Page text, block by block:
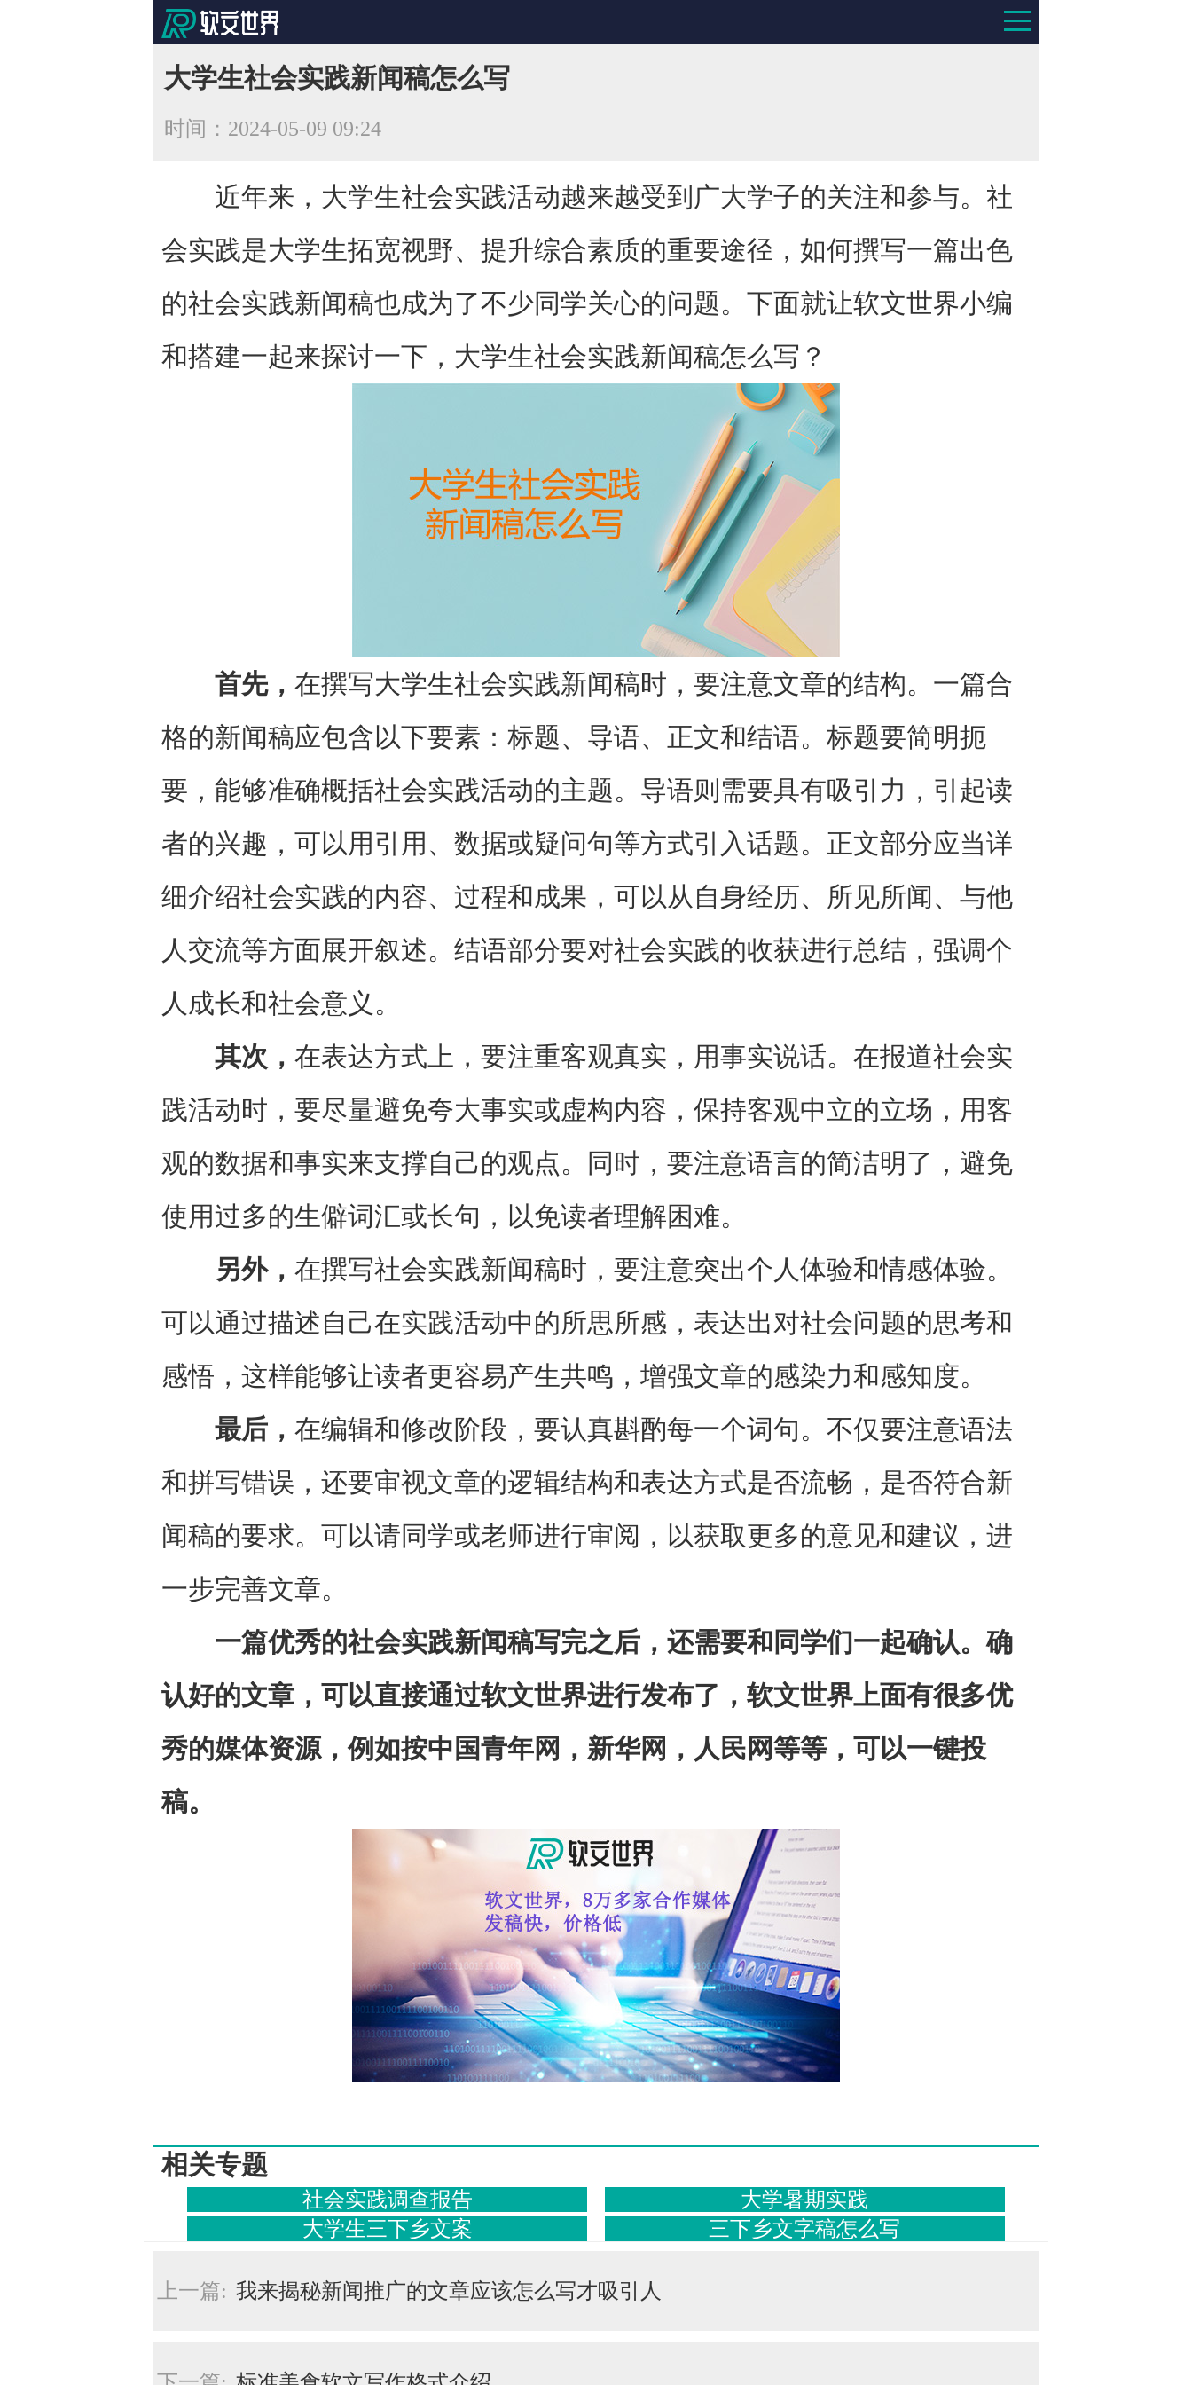
大学生社会实践新闻稿怎么写
时间： 2024-05-09 09:24
近年来，大学生社会实践活动越来越受到广大学子的关注和参与。社
会实践是大学生拓宽视野、提升综合素质的重要途径，如何撰写一篇出色
的社会实践新闻稿也成为了不少同学关心的问题。下面就让软文世界小编
和搭建一起来探讨一下，大学生社会实践新闻稿怎么写？
首先， 在撰写大学生社会实践新闻稿时，要注意文章的结构。一篇合
格的新闻稿应包含以下要素：标题、导语、正文和结语。标题要简明扼
要，能够准确概括社会实践活动的主题。导语则需要具有吸引力，引起读
者的兴趣，可以用引用、数据或疑问句等方式引入话题。正文部分应当详
细介绍社会实践的内容、过程和成果，可以从自身经历、所见所闻、与他
人交流等方面展开叙述。结语部分要对社会实践的收获进行总结，强调个
人成长和社会意义。
其次， 在表达方式上，要注重客观真实，用事实说话。在报道社会实
践活动时，要尽量避免夸大事实或虚构内容，保持客观中立的立场，用客
观的数据和事实来支撑自己的观点。同时，要注意语言的简洁明了，避免
使用过多的生僻词汇或长句，以免读者理解困难。
另外， 在撰写社会实践新闻稿时，要注意突出个人体验和情感体验。
可以通过描述自己在实践活动中的所思所感，表达出对社会问题的思考和
感悟，这样能够让读者更容易产生共鸣，增强文章的感染力和感知度。
最后， 在编辑和修改阶段，要认真斟酌每一个词句。不仅要注意语法
和拼写错误，还要审视文章的逻辑结构和表达方式是否流畅，是否符合新
闻稿的要求。可以请同学或老师进行审阅，以获取更多的意见和建议，进
一步完善文章。
一篇优秀的社会实践新闻稿写完之后，还需要和同学们一起确认。确
认好的文章，可以直接通过软文世界进行发布了，软文世界上面有很多优
秀的媒体资源，例如按中国青年网，新华网，人民网等等，可以一键投
稿。
相关专题
社会实践调查报告
大学暑期实践
大学生三下乡文案
三下乡文字稿怎么写
上一篇: 我来揭秘新闻推广的文章应该怎么写才吸引人